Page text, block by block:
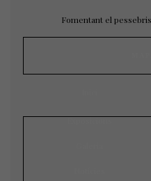
Fomentant el
Exposicions